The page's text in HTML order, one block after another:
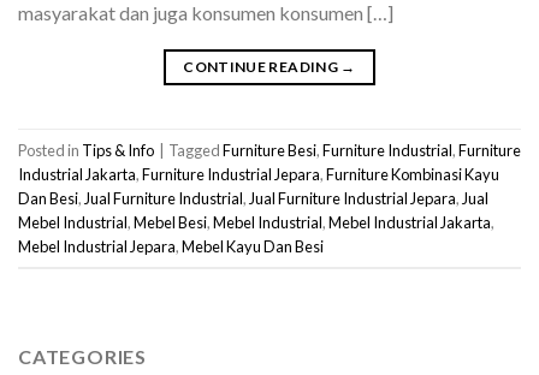
masyarakat dan juga konsumen konsumen […]
CONTINUE READING →
Posted in Tips & Info | TaggedFurniture Besi,Furniture Industrial,Furniture
Industrial Jakarta,Furniture Industrial Jepara,Furniture Kombinasi Kayu
Dan Besi, Jual Furniture Industrial, Jual Furniture Industrial Jepara, Jual
Mebel Industrial,Mebel Besi,Mebel Industrial,Mebel Industrial Jakarta,
Mebel Industrial Jepara,Mebel Kayu Dan Besi
CATEGORIES